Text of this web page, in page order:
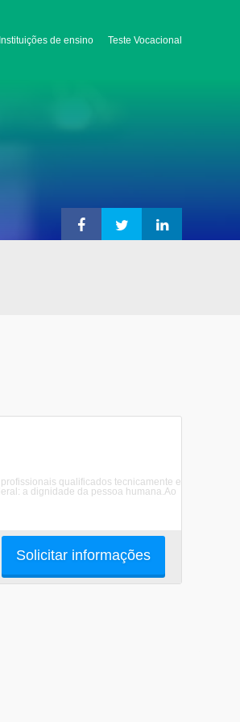
Instituições de ensino Teste Vocacional
qualificados tecnicamente e
a dignidade da pessoa humana.Ao
Solicitar informações